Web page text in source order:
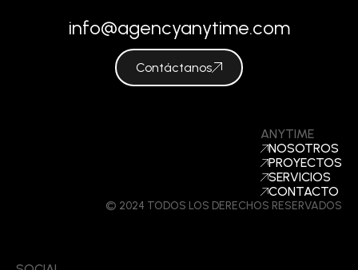
ANYTIME
NOSOTROS
PROYECTOS
SERVICIOS
CONTACTO
© 2024 TODOS LOS DERECHOS RESERVADOS
info@agencyanytime.com
Contáctanos